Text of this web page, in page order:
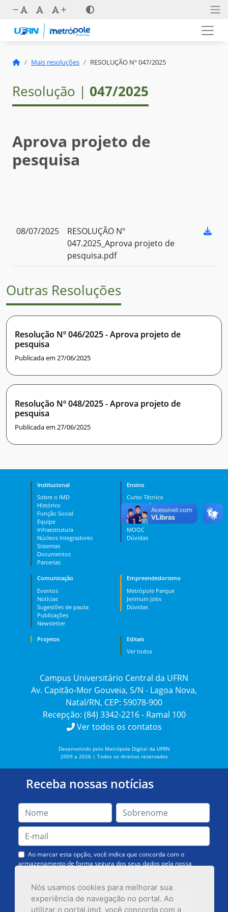
Nós usamos cookies para melhorar sua
experiência de navegação no portal. Ao
utilizar o portal.imd, você concorda com a
Mais resoluções RESOLUÇÃO Nº 047/2025
Resolução | 047/2025
Aprova projeto de
pesquisa
08/07/2025
RESOLUÇÃO Nº
047.2025_Aprova projeto de
pesquisa.pdf
Outras Resoluções
Resolução Nº 046/2025 - Aprova projeto de
pesquisa
Publicada em 27/06/2025
Resolução Nº 048/2025 - Aprova projeto de
pesquisa
Publicada em 27/06/2025
Institucional
Sobre o IMD
Histórico
Função Social
Equipe
Infraestrutura
Núcleos Integradores
Sistemas
Documentos
Parcerias
Ensino
Curso Técnico
Graduação
Pós-graduação
PES
MOOC
Dúvidas
Comunicação
Eventos
Notícias
Sugestões de pauta
Publicações
Newsletter
Empreendedorismo
Metrópole Parque
Jerimum Jobs
Dúvidas
Projetos
Editais
Ver todos
Campus Universitário Central da UFRN
Av. Capitão-Mor Gouveia, S/N - Lagoa Nova,
Natal/RN, CEP: 59078-900
Recepção: (84) 3342-2216 - Ramal 100
Ver todos os contatos
Desenvolvido pelo Metrópole Digital da UFRN
2009 a 2026 | Todos os direitos reservados
Receba nossas notícias
Ao marcar esta opção, você indica que concorda com o
armazenamento de forma segura dos seus dados pela nossa